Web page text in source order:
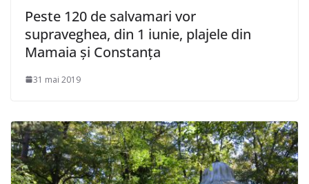
Peste 120 de salvamari vor
supraveghea, din 1 iunie, plajele din
Mamaia şi Constanţa
31 mai 2019